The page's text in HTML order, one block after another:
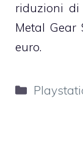
riduzioni di
Metal Gear
euro.